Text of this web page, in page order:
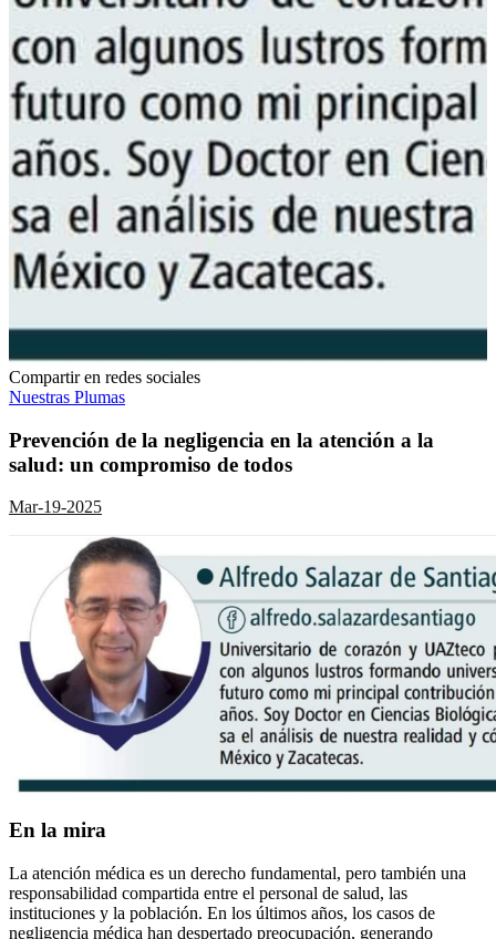
Compartir en redes sociales
Nuestras Plumas
Prevención de la negligencia en la atención a la
salud: un compromiso de todos
Mar-19-2025
En la mira
La atención médica es un derecho fundamental, pero también una
responsabilidad compartida entre el personal de salud, las
instituciones y la población. En los últimos años, los casos de
negligencia médica han despertado preocupación, generando